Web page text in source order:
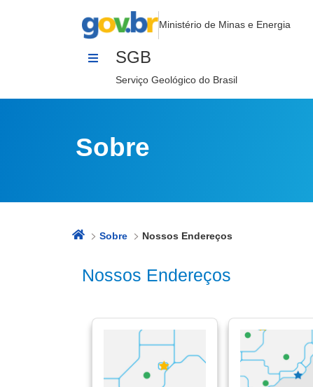
Nossos Endereços
Ministério de Minas e Energia
SGB
Serviço Geológico do Brasil
Sobre
Sobre Nossos Endereços
Nossos Endereços